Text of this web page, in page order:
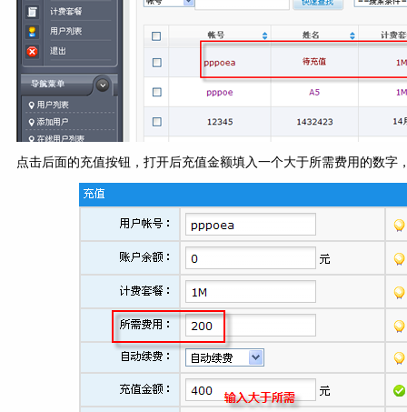
点击后面的充值按钮，打开后充值金额填入一个大于所需费用的数字